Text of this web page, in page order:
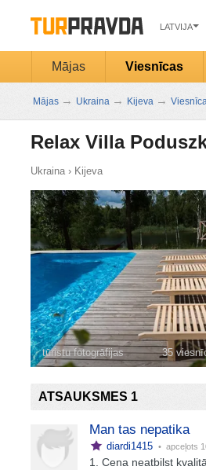
LATVIJA
Mājas Viesnīcas
Mājas → Ukraina → Kijeva →
Relax Villa
Ukraina› Kijeva
tūristu fotogrāfijas 35
ATSAUKSMES 1
Man tas nepatika
diardi1415 • apceļots
1. Cena neatbilst